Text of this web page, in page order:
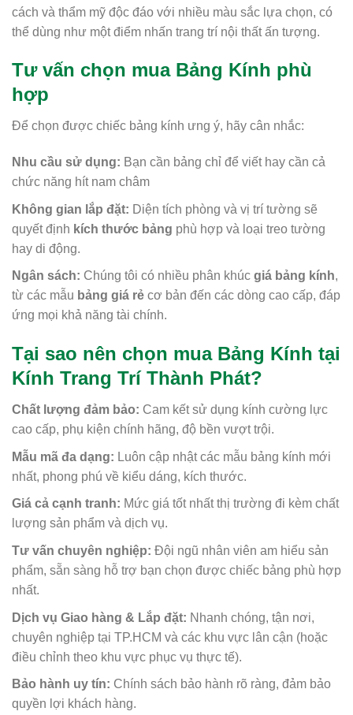
cách và thẩm mỹ độc đáo với nhiều màu sắc lựa chọn, có
thể dùng như một điểm nhấn trang trí nội thất ấn tượng.
Tư vấn chọn mua Bảng Kính phù
hợp
Để chọn được chiếc bảng kính ưng ý, hãy cân nhắc:
Nhu cầu sử dụng: Bạn cần bảng chỉ để viết hay cần cả
chức năng hít nam châm
Không gian lắp đặt: Diện tích phòng và vị trí tường sẽ
quyết định kích thước bảng phù hợp và loại treo tường
hay di động.
Ngân sách: Chúng tôi có nhiều phân khúc giá bảng kính,
từ các mẫu bảng giá rẻ cơ bản đến các dòng cao cấp, đáp
ứng mọi khả năng tài chính.
Tại sao nên chọn mua Bảng Kính tại
Kính Trang Trí Thành Phát?
Chất lượng đảm bảo: Cam kết sử dụng kính cường lực
cao cấp, phụ kiện chính hãng, độ bền vượt trội.
Mẫu mã đa dạng: Luôn cập nhật các mẫu bảng kính mới
nhất, phong phú về kiểu dáng, kích thước.
Giá cả cạnh tranh: Mức giá tốt nhất thị trường đi kèm chất
lượng sản phẩm và dịch vụ.
Tư vấn chuyên nghiệp: Đội ngũ nhân viên am hiểu sản
phẩm, sẵn sàng hỗ trợ bạn chọn được chiếc bảng phù hợp
nhất.
Dịch vụ Giao hàng & Lắp đặt: Nhanh chóng, tận nơi,
chuyên nghiệp tại TP.HCM và các khu vực lân cận (hoặc
điều chỉnh theo khu vực phục vụ thực tế).
Bảo hành uy tín: Chính sách bảo hành rõ ràng, đảm bảo
quyền lợi khách hàng.